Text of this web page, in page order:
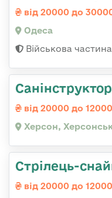
від 20000 до
Одеса
Військова
від 20000 до
Херсон,
Стрілець-
від 20000 до